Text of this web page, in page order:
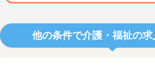
他の条件で介護・福祉の